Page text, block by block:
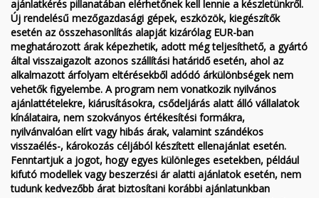
ajánlatkérés pillanatában elérhetőnek kell lennie a készletünkről.
Új rendelésű mezőgazdasági gépek, eszközök, kiegészítők
esetén az összehasonlítás alapját kizárólag EUR-ban
meghatározott árak képezhetik, adott még teljesíthető, a gyártó
által visszaigazolt azonos szállítási határidő esetén, ahol az
alkalmazott árfolyam eltérésekből adódó árkülönbségek nem
vehetők figyelembe. A program nem vonatkozik nyilvános
ajánlattételekre, kiárusításokra, csődeljárás alatt álló vállalatok
kínálataira, nem szokványos értékesítési formákra,
nyilvánvalóan elírt vagy hibás árak, valamint szándékos
visszaélés-, károkozás céljából készített ellenajánlat esetén.
Fenntartjuk a jogot, hogy egyes különleges esetekben, például
kifutó modellek vagy beszerzési ár alatti ajánlatok esetén, nem
tudunk kedvezőbb árat biztosítani korábbi ajánlatunkban